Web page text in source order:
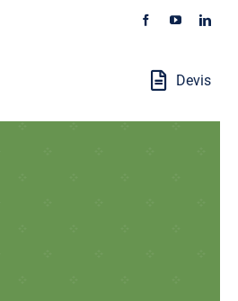
Devis